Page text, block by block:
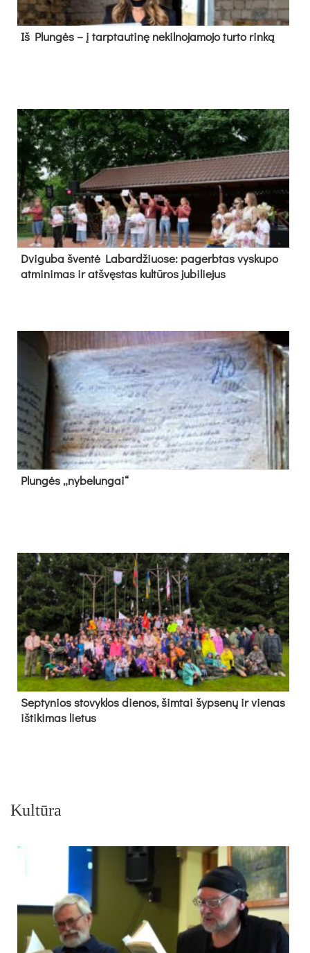
Iš Plungės – į tarptautinę nekilnojamojo turto rinką
Dvi­gu­ba šven­tė La­bar­džiuo­se: pa­gerb­tas vys­ku­po
at­mi­ni­mas ir at­švęs­tas kul­tū­ros ju­bi­lie­jus
Plun­gės „ny­be­lun­gai“
Sep­ty­nios sto­vyk­los die­nos, šim­tai šyp­se­nų ir vie­nas
iš­ti­ki­mas lie­tus
Kultūra